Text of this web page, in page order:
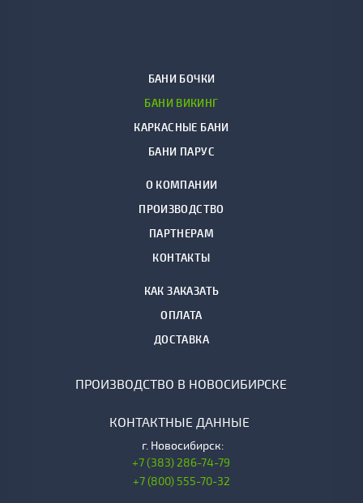
БАНИ БОЧКИ
БАНИ ВИКИНГ
КАРКАСНЫЕ БАНИ
БАНИ ПАРУС
О КОМПАНИИ
ПРОИЗВОДСТВО
ПАРТНЕРАМ
КОНТАКТЫ
КАК ЗАКАЗАТЬ
ОПЛАТА
ДОСТАВКА
ПРОИЗВОДСТВО В НОВОСИБИРСКЕ
КОНТАКТНЫЕ ДАННЫЕ
г. Новосибирск:
+7 (383) 286-74-79
+7 (800) 555-70-32